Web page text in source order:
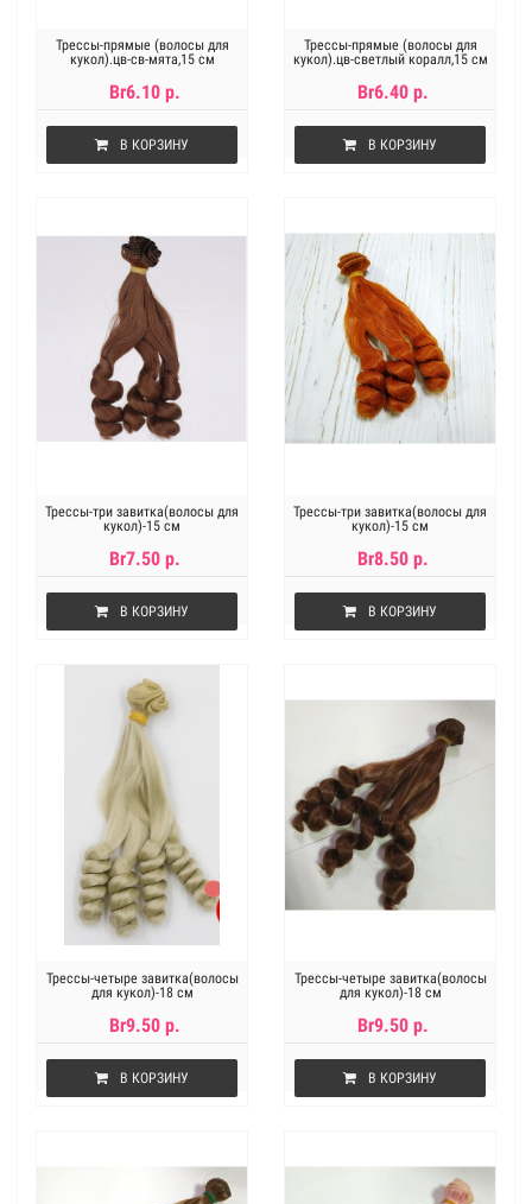
Трессы-прямые (волосы для
кукол).цв-св-мята,15 см
Br6.10 р.
В КОРЗИНУ
Трессы-прямые (волосы для
кукол).цв-светлый коралл,15 см
Br6.40 р.
В КОРЗИНУ
Трессы-три завитка(волосы для
кукол)-15 см
Br7.50 р.
В КОРЗИНУ
Трессы-три завитка(волосы для
кукол)-15 см
Br8.50 р.
В КОРЗИНУ
Трессы-четыре завитка(волосы
для кукол)-18 см
Br9.50 р.
В КОРЗИНУ
Трессы-четыре завитка(волосы
для кукол)-18 см
Br9.50 р.
В КОРЗИНУ